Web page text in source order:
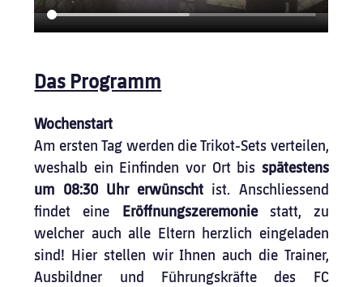
Das Programm
Wochenstart
Am ersten Tag werden die Trikot-Sets verteilen,
weshalb ein Einfinden vor Ort bis spätestens
um 08:30 Uhr erwünscht ist. Anschliessend
findet eine Eröffnungszeremonie statt, zu
welcher auch alle Eltern herzlich eingeladen
sind! Hier stellen wir Ihnen auch die Trainer,
Ausbildner und Führungskräfte des FC